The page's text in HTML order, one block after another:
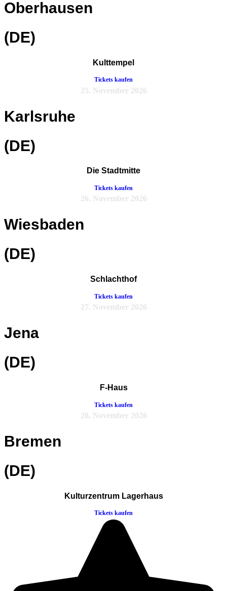
Oberhausen
(DE)
Kulttempel
Tickets kaufen
25. November 2026
Karlsruhe
(DE)
Die Stadtmitte
Tickets kaufen
26. November 2026
Wiesbaden
(DE)
Schlachthof
Tickets kaufen
27. November 2026
Jena
(DE)
F-Haus
Tickets kaufen
28. November 2026
Bremen
(DE)
Kulturzentrum Lagerhaus
Tickets kaufen